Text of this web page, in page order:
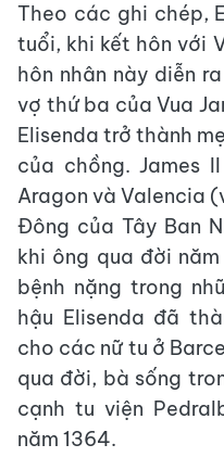
Theo các ghi chép,
tuổi, khi kết hôn với
hôn nhân này diễn
vợ thứ ba của Vua
Elisenda trở thành
của chồng. James
Aragon và Valencia
Đông của Tây Ban
khi ông qua đời năm
bệnh nặng trong
hậu Elisenda đã
cho các nữ tu ở
qua đời, bà sống
cạnh tu viện
năm 1364.